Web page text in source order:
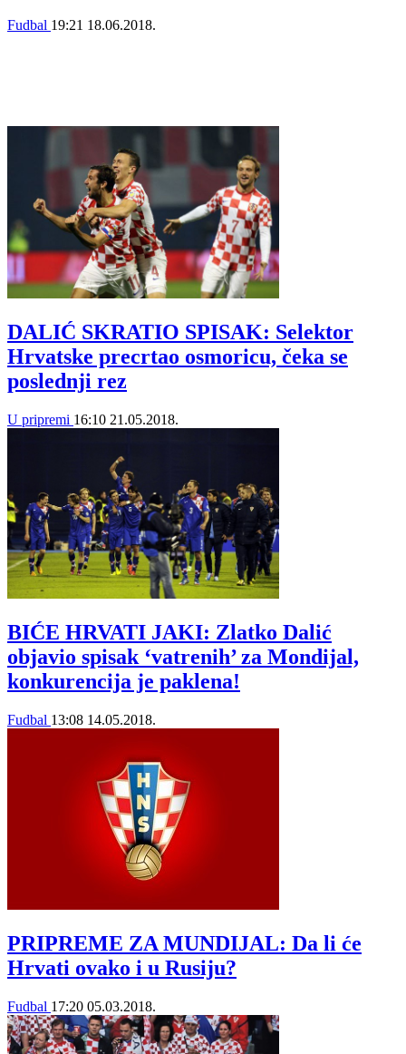
Fudbal 19:21 18.06.2018.
DALIĆ SKRATIO SPISAK: Selektor
Hrvatske precrtao osmoricu, čeka se
poslednji rez
U pripremi 16:10 21.05.2018.
BIĆE HRVATI JAKI: Zlatko Dalić
objavio spisak ‘vatrenih’ za Mondijal,
konkurencija je paklena!
Fudbal 13:08 14.05.2018.
PRIPREME ZA MUNDIJAL: Da li će
Hrvati ovako i u Rusiju?
Fudbal 17:20 05.03.2018.